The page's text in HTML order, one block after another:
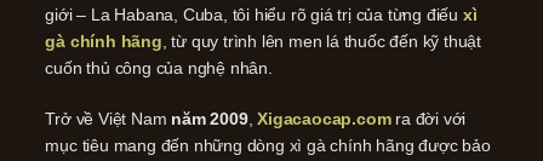
giới – La Habana, Cuba, tôi hiểu rõ giá trị của từng điếu xì
gà chính hãng , từ quy trình lên men lá thuốc đến kỹ thuật
cuốn thủ công của nghệ nhân.
Trở về Việt Nam năm 2009,Xigacaocap.comra đời với
mục tiêu mang đến những dòng xì gà chính hãng được bảo